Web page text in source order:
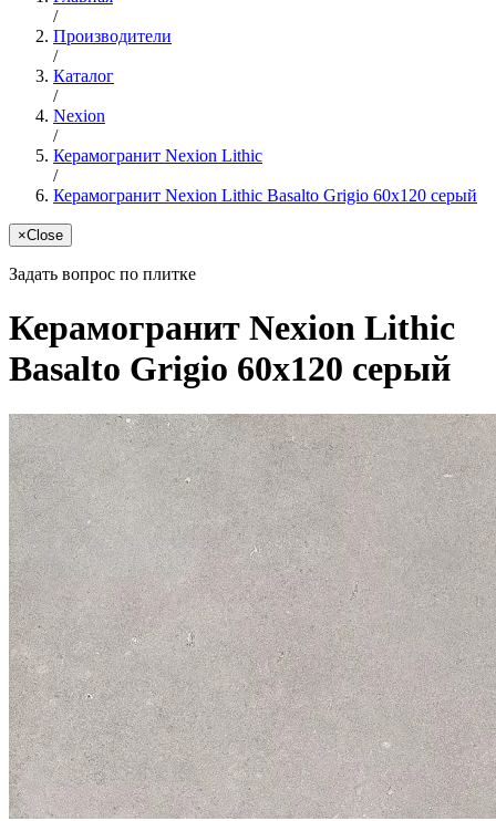
/
Производители
/
Каталог
/
Nexion
/
Керамогранит Nexion Lithic
/
Керамогранит Nexion Lithic Basalto Grigio 60x120 серый
×Close
Задать вопрос по плитке
Керамогранит Nexion Lithic
Basalto Grigio 60x120 серый